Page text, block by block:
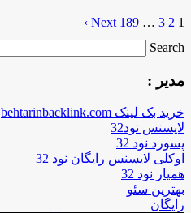
1
2
3
…
189
Next ›
Search …
مدیر :
خرید بک لینک behtarinbacklink.com
لایسنس نود32
پسورد نود 32
اوکلی لایسنس رایگان نود 32
همیار نود 32
بهترین سئو
رایگان